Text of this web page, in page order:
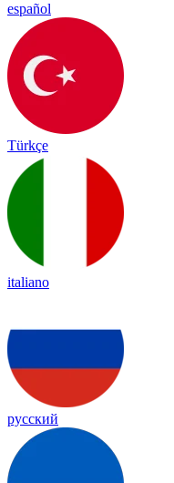
español
Türkçe
italiano
русский